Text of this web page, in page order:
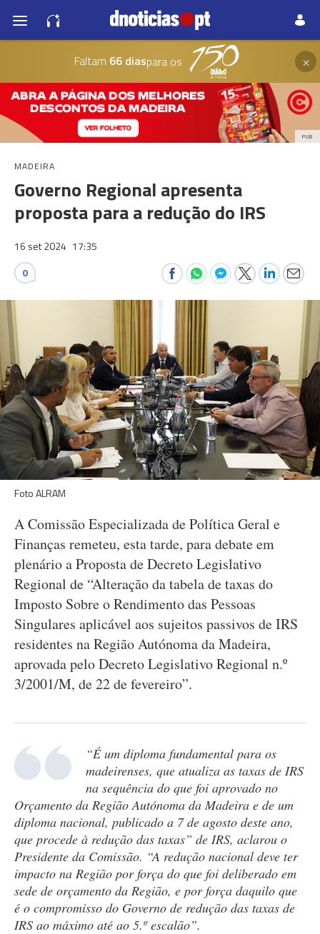
Faltam 66 diaspara os ×
PUB
MADEIRA
Governo Regional apresenta
proposta para a redução do IRS
16 set 2024 17:35
0
Foto ALRAM
A Comissão Especializada de Política Geral e
Finanças remeteu, esta tarde, para debate em
plenário a Proposta de Decreto Legislativo
Regional de “Alteração da tabela de taxas do
Imposto Sobre o Rendimento das Pessoas
Singulares aplicável aos sujeitos passivos de IRS
residentes na Região Autónoma da Madeira,
aprovada pelo Decreto Legislativo Regional n.º
3/2001/M, de 22 de fevereiro”.
“É um diploma fundamental para os
madeirenses, que atualiza as taxas de IRS
na sequência do que foi aprovado no
Orçamento da Região Autónoma da Madeira e de um
diploma nacional, publicado a 7 de agosto deste ano,
que procede à redução das taxas” de IRS, aclarou o
Presidente da Comissão. “A redução nacional deve ter
impacto na Região por força do que foi deliberado em
sede de orçamento da Região, e por força daquilo que
é o compromisso do Governo de redução das taxas de
IRS ao máximo até ao 5.º escalão”.